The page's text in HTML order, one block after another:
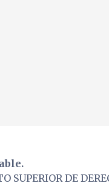
SUPERIOR DE